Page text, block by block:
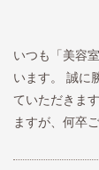
いつも「美容
います。 誠に
ていただきま
ますが、何卒